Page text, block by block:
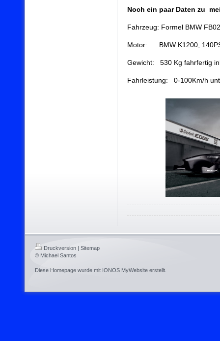
Noch ein paar Daten zu
Fahrzeug: Formel BMW
Motor: BMW K1200,
Gewicht: 530 Kg fahrfertig
Fahrleistung: 0-100Km/h
Druckversion | Sitemap
© Michael Santos
Diese Homepage wurde mit IONOS MyWebsite erstellt.